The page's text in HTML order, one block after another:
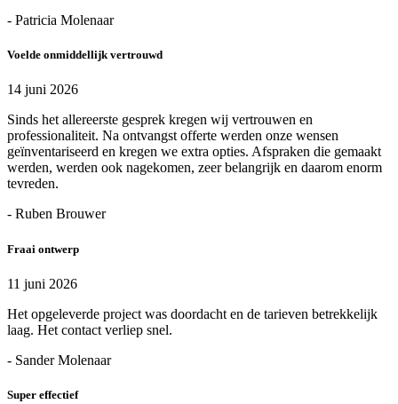
- Patricia Molenaar
Voelde onmiddellijk vertrouwd
14 juni 2026
Sinds het allereerste gesprek kregen wij vertrouwen en
professionaliteit. Na ontvangst offerte werden onze wensen
geïnventariseerd en kregen we extra opties. Afspraken die gemaakt
werden, werden ook nagekomen, zeer belangrijk en daarom enorm
tevreden.
- Ruben Brouwer
Fraai ontwerp
11 juni 2026
Het opgeleverde project was doordacht en de tarieven betrekkelijk
laag. Het contact verliep snel.
- Sander Molenaar
Super effectief